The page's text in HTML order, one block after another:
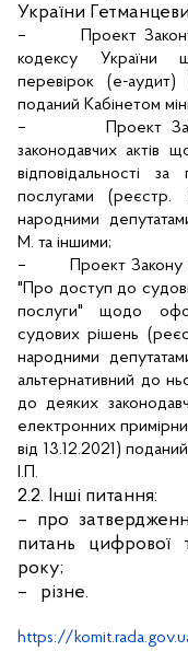
України
–
Проект
кодексу України
перевірок (е-
поданий Кабінетом
–
Проект
законодавчих актів
відповідальності
послугами
народними
М. та іншими;
–
Проект
"Про доступ до
послуги" щодо
судових рішень
народними
альтернативний до
до деяких
електронних
від 13.12.2021)
І.П.
2.2. Інші питання:
– про
питань цифрової
року;
–
різне.
https://